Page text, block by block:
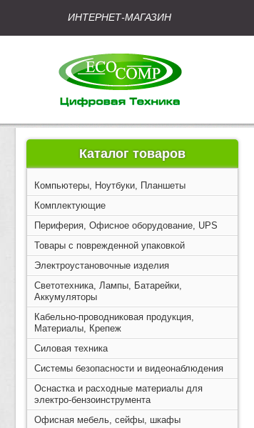
ИНТЕРНЕТ-МАГАЗИН
Каталог товаров
Компьютеры, Ноутбуки, Планшеты
Комплектующие
Периферия, Офисное оборудование, UPS
Товары с поврежденной упаковкой
Электроустановочные изделия
Светотехника, Лампы, Батарейки,
Аккумуляторы
Кабельно-проводниковая продукция,
Материалы, Крепеж
Силовая техника
Системы безопасности и видеонаблюдения
Оснастка и расходные материалы для
электро-бензоинструмента
Офисная мебель, сейфы, шкафы